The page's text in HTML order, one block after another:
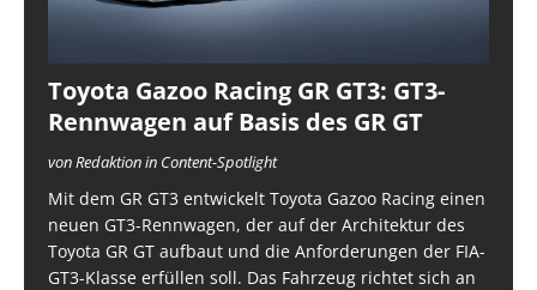
Toyota Gazoo Racing GR GT3: GT3-
Rennwagen auf Basis des GR GT
von Redaktion in Content-Spotlight
Mit dem GR GT3 entwickelt Toyota Gazoo Racing einen
neuen GT3-Rennwagen, der auf der Architektur des
Toyota GR GT aufbaut und die Anforderungen der FIA-
GT3-Klasse erfüllen soll. Das Fahrzeug richtet sich an